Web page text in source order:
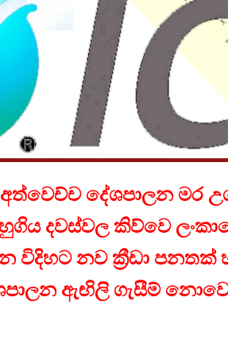
අත්වෙච්ච දේශපාලන මර
දවස්වල කිව්වෙ
විදිහට නව ක්‍රීඩා
ඇඟිලි ගැසීම්